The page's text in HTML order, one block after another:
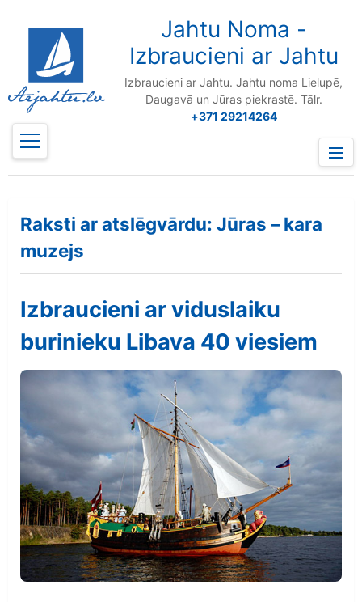
Jahtu Noma -
Izbraucieni ar Jahtu
Izbraucieni ar Jahtu. Jahtu noma Lielupē,
Daugavā un Jūras piekrastē. Tālr.
+371 29214264
Menu
Raksti ar atslēgvārdu: Jūras – kara
muzejs
Izbraucieni ar viduslaiku
burinieku Libava 40 viesiem